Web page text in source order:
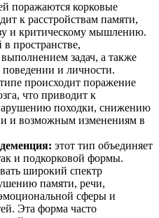
поражаются корковые
к расстройствам памяти,
и критическому мышлению.
пространстве,
задач, а также
и личности.
происходит поражение
что приводит к
походки, снижению
и возможным изменениям в
этот тип объединяет
и подкорковой формы.
широкий спектр
памяти, речи,
сферы и
Эта форма часто